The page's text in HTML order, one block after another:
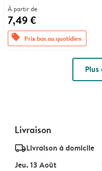
À partir de
7,49 €
offers Prix bas au quotidien
Plus
Livraison
delivery_standard_v2Livraison à domicile
Jeu. 13 Août